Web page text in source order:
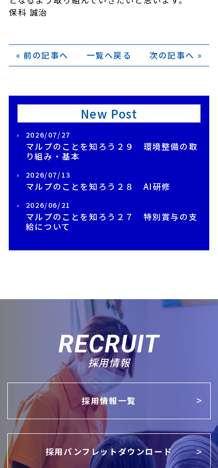
New Post
2026/07/27
マルプのことを知ろう２９ 環境整備の取
り組み・基本
2026/07/13
マルプのことを知ろう２８ AI研修
2026/06/21
マルプのことを知ろう２７ 特別賞与の支
給について
保科 誠治
« 前の記事へ 一覧へ戻る 次の記事へ »
RECRUIT
採用情報
採用情報一覧
採用パンフレットダウンロード